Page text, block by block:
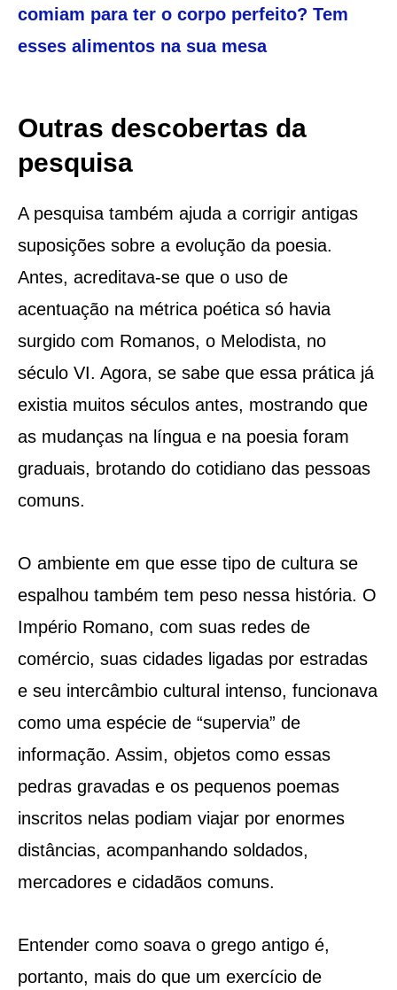
comiam para ter o corpo perfeito? Tem
esses alimentos na sua mesa
Outras descobertas da
pesquisa
A pesquisa também ajuda a corrigir antigas
suposições sobre a evolução da poesia.
Antes, acreditava-se que o uso de
acentuação na métrica poética só havia
surgido com Romanos, o Melodista, no
século VI. Agora, se sabe que essa prática já
existia muitos séculos antes, mostrando que
as mudanças na língua e na poesia foram
graduais, brotando do cotidiano das pessoas
comuns.
O ambiente em que esse tipo de cultura se
espalhou também tem peso nessa história. O
Império Romano, com suas redes de
comércio, suas cidades ligadas por estradas
e seu intercâmbio cultural intenso, funcionava
como uma espécie de “supervia” de
informação. Assim, objetos como essas
pedras gravadas e os pequenos poemas
inscritos nelas podiam viajar por enormes
distâncias, acompanhando soldados,
mercadores e cidadãos comuns.
Entender como soava o grego antigo é,
portanto, mais do que um exercício de